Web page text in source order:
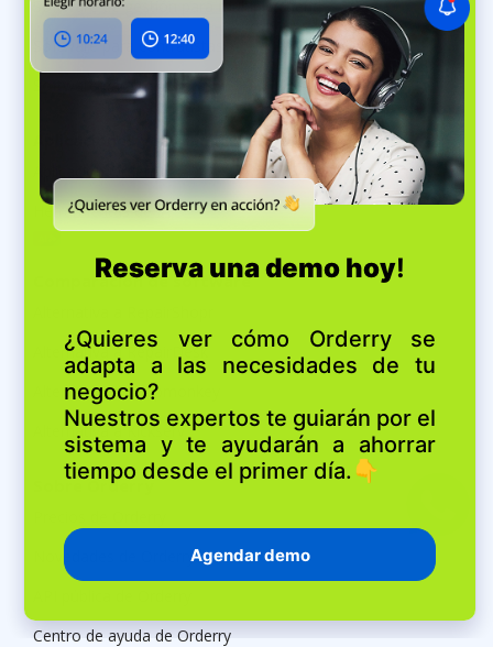
Software de gestión para múltiples tiendas
Software para contratistas
Software para minoristas
Aplicaciones y herramientas
Aplicación Orderry
Herramientas de IA
Comparación de software
Alternativa a RepairDesk
Alternativa a Shopmonkey
Alternativa a Kickserv
Sobre Orderry
Novedades de Orderry
Centro de ayuda de Orderry